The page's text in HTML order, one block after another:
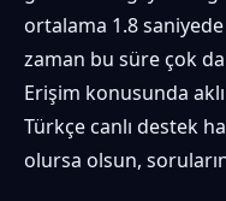
ortalama 1.8
zaman bu süre çok
Erişim konusunda
Türkçe canlı destek
olursa olsun,